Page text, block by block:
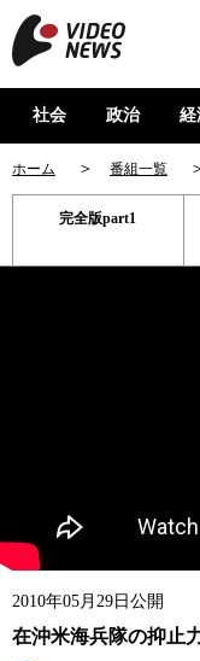
社会 政治 経
ホーム 番組一覧
完全版part1
2010年05月29日公開
在沖米海兵隊の抑止